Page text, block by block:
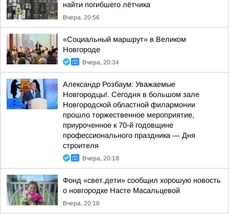
найти погибшего лётчика
Вчера, 20:56
«Социальный маршрут» в Великом
Новгороде
Вчера, 20:34
Александр Розбаум: Уважаемые
Новгородцы!. Сегодня в большом зале
Новгородской областной филармонии
прошло торжественное мероприятие,
приуроченное к 70-й годовщине
профессионального праздника — Дня
строителя
Вчера, 20:18
Фонд «свет.дети» сообщил хорошую новость
о новгородке Насте Масальцевой
Вчера, 20:18